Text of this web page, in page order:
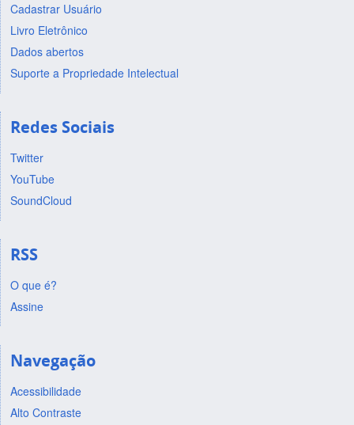
Cadastrar Usuário
Livro Eletrônico
Dados abertos
Suporte a Propriedade Intelectual
Redes Sociais
Twitter
YouTube
SoundCloud
RSS
O que é?
Assine
Navegação
Acessibilidade
Alto Contraste